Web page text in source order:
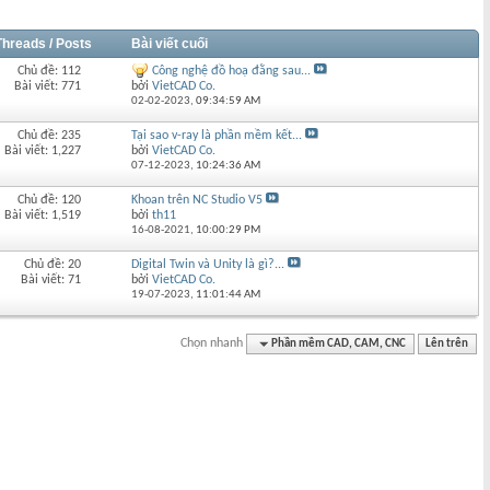
/ Posts Bài viết cuối
Chủ đề: 112
Bài viết: 771
Công nghệ đồ hoạ đằng sau...
bởiVietCAD Co.
02-02-2023,09:34:59 AM
Chủ đề: 235
Bài viết: 1,227
Tại sao v-ray là phần mềm kết...
bởiVietCAD Co.
07-12-2023, 10:24:36 AM
Chủ đề: 120
Bài viết: 1,519
Khoan trên NC Studio V5
bởith11
16-08-2021, 10:00:29 PM
Chủ đề: 20
Bài viết: 71
Digital Twin và Unity là gì?...
bởiVietCAD Co.
19-07-2023, 11:01:44 AM
Chọn nhanh Phần mềm CAD, CAM, CNC Lên trên